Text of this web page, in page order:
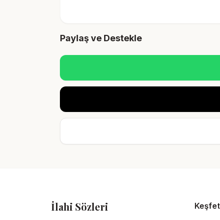
Paylaş ve Destekle
İlahi Sözleri Keşfet